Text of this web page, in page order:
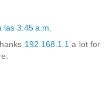
3:45 a.m.
192.168.1.1 a lot for